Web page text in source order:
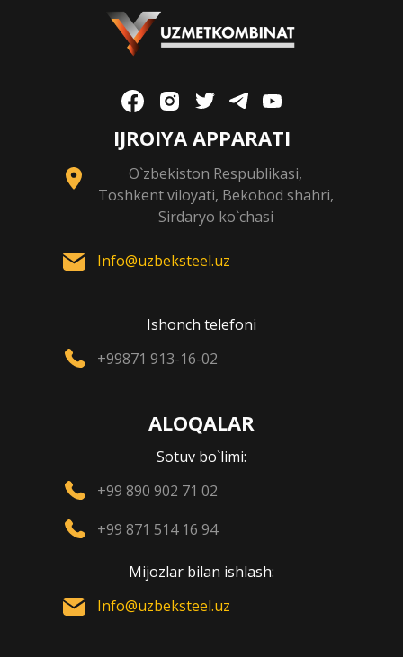
IJROIYA APPARATI
O`zbekiston Respublikasi,
Toshkent viloyati, Bekobod shahri,
Sirdaryo ko`chasi
Info@uzbeksteel.uz
Ishonch telefoni
+99871 913-16-02
ALOQALAR
Sotuv bo`limi:
+99 890 902 71 02
+99 871 514 16 94
Mijozlar bilan ishlash:
Info@uzbeksteel.uz